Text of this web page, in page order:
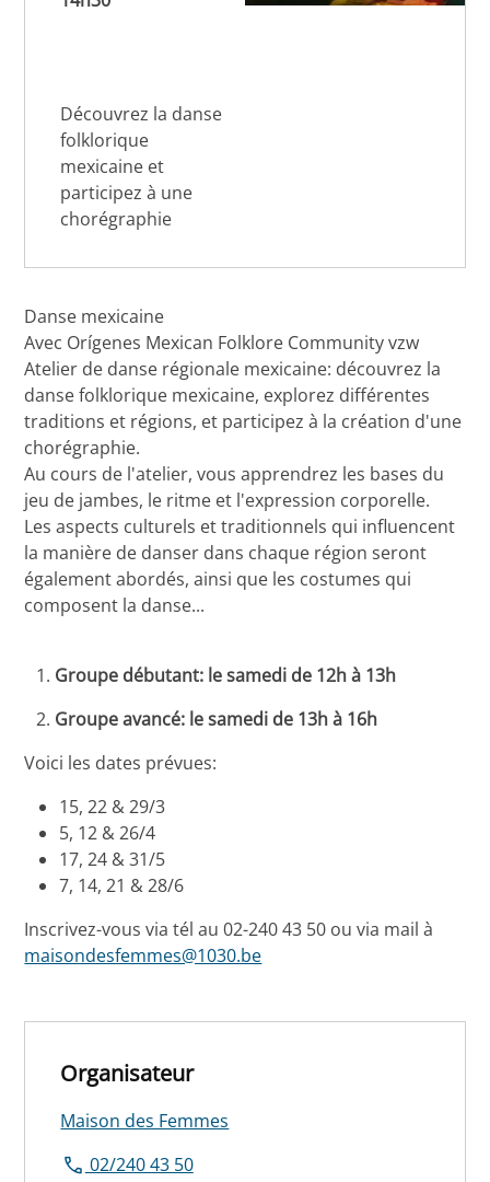
Découvrez la danse
folklorique
mexicaine et
participez à une
chorégraphie
Danse mexicaine
Avec Orígenes Mexican Folklore Community vzw
Atelier de danse régionale mexicaine: découvrez la
danse folklorique mexicaine, explorez différentes
traditions et régions, et participez à la création d'une
chorégraphie.
Au cours de l'atelier, vous apprendrez les bases du
jeu de jambes, le ritme et l'expression corporelle.
Les aspects culturels et traditionnels qui influencent
la manière de danser dans chaque région seront
également abordés, ainsi que les costumes qui
composent la danse...
Groupe débutant: le samedi de 12h à 13h
Groupe avancé: le samedi de 13h à 16h
Voici les dates prévues:
15, 22 & 29/3
5, 12 & 26/4
17, 24 & 31/5
7, 14, 21 & 28/6
Inscrivez-vous via tél au 02-240 43 50 ou via mail à
maisondesfemmes@1030.be
Organisateur
Maison des Femmes
02/240 43 50